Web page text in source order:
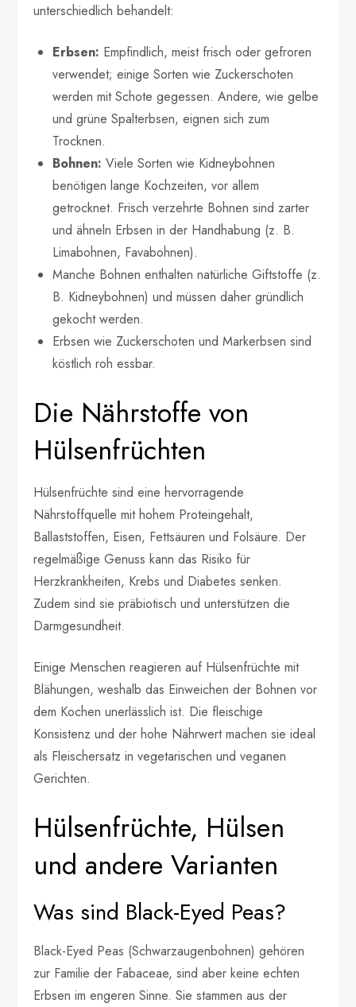
unterschiedlich behandelt:
Erbsen: Empfindlich, meist frisch oder gefroren
verwendet; einige Sorten wie Zuckerschoten
werden mit Schote gegessen. Andere, wie gelbe
und grüne Spalterbsen, eignen sich zum
Trocknen.
Bohnen: Viele Sorten wie Kidneybohnen
benötigen lange Kochzeiten, vor allem
getrocknet. Frisch verzehrte Bohnen sind zarter
und ähneln Erbsen in der Handhabung (z. B.
Limabohnen, Favabohnen).
Manche Bohnen enthalten natürliche Giftstoffe (z.
B. Kidneybohnen) und müssen daher gründlich
gekocht werden.
Erbsen wie Zuckerschoten und Markerbsen sind
köstlich roh essbar.
Die Nährstoffe von
Hülsenfrüchten
Hülsenfrüchte sind eine hervorragende
Nährstoffquelle mit hohem Proteingehalt,
Ballaststoffen, Eisen, Fettsäuren und Folsäure. Der
regelmäßige Genuss kann das Risiko für
Herzkrankheiten, Krebs und Diabetes senken.
Zudem sind sie präbiotisch und unterstützen die
Darmgesundheit.
Einige Menschen reagieren auf Hülsenfrüchte mit
Blähungen, weshalb das Einweichen der Bohnen vor
dem Kochen unerlässlich ist. Die fleischige
Konsistenz und der hohe Nährwert machen sie ideal
als Fleischersatz in vegetarischen und veganen
Gerichten.
Hülsenfrüchte, Hülsen
und andere Varianten
Was sind Black-Eyed Peas?
Black-Eyed Peas (Schwarzaugenbohnen) gehören
zur Familie der Fabaceae, sind aber keine echten
Erbsen im engeren Sinne. Sie stammen aus der